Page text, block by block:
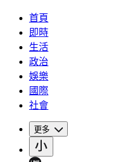
首頁
即時
生活
政治
娛樂
國際
社會
更多